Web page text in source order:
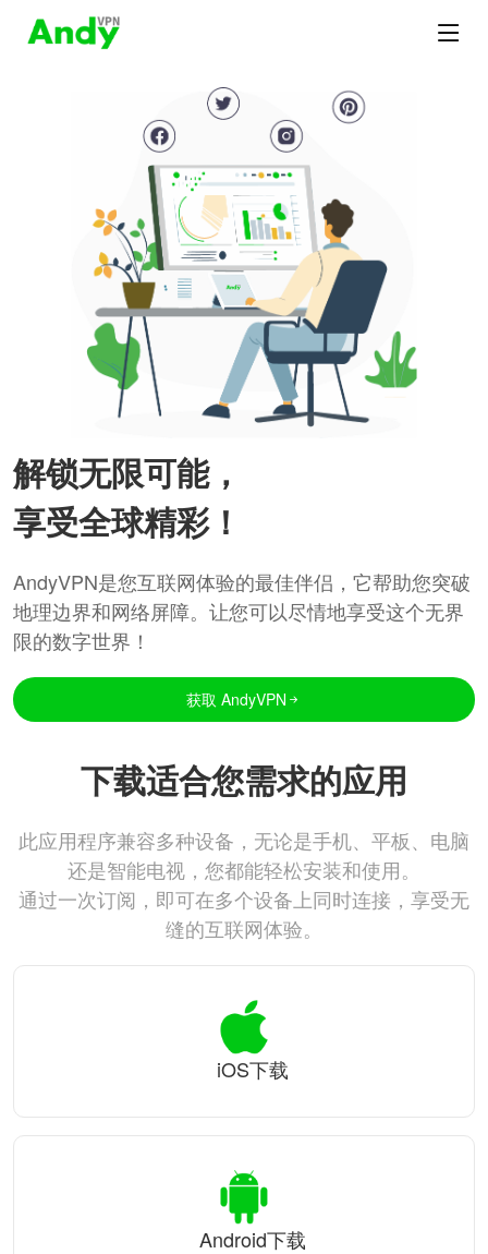
解锁无限可能，
享受全球精彩！
AndyVPN是您互联网体验的最佳伴侣，它帮助您突破
地理边界和网络屏障。让您可以尽情地享受这个无界
限的数字世界！
获取 AndyVPN
下载适合您需求的应用
此应用程序兼容多种设备，无论是手机、平板、电脑
还是智能电视，您都能轻松安装和使用。
通过一次订阅，即可在多个设备上同时连接，享受无
缝的互联网体验。
iOS下载
Android下载